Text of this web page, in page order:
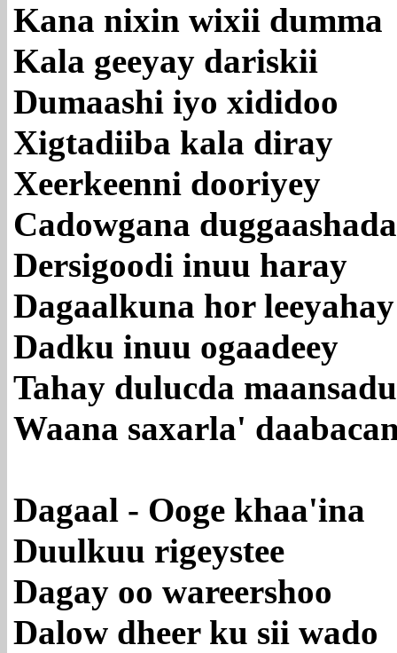
Kana nixin wixii dumma
Kala geeyay dariskii
Dumaashi iyo xididoo
Xigtadiiba kala diray
Xeerkeenni dooriyey
Cadowgana
Dersigoodi inuu haray
Dagaalkuna hor leeyahay
Dadku inuu ogaadeey
Tahay dulucda maansadu
Waana saxarla'
Dagaal - Ooge khaa'ina
Duulkuu rigeystee
Dagay oo wareershoo
Dalow dheer ku sii wado